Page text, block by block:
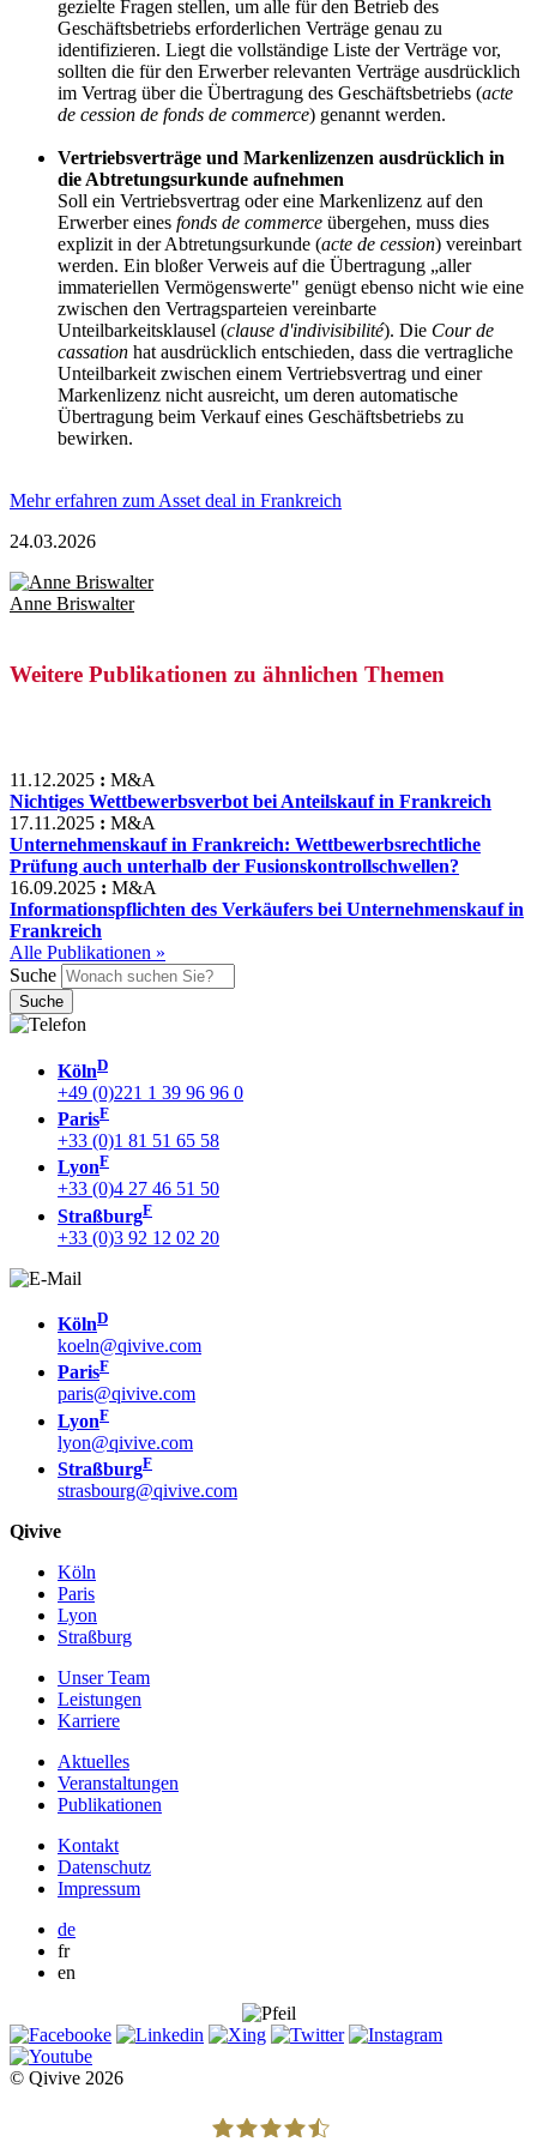
gezielte Fragen stellen, um alle für den Betrieb des
Geschäftsbetriebs erforderlichen Verträge genau zu
identifizieren. Liegt die vollständige Liste der Verträge vor,
sollten die für den Erwerber relevanten Verträge ausdrücklich
im Vertrag über die Übertragung des Geschäftsbetriebs (acte
de cession de fonds de commerce) genannt werden.
Vertriebsverträge und Markenlizenzen ausdrücklich in
die Abtretungsurkunde aufnehmen
Soll ein Vertriebsvertrag oder eine Markenlizenz auf den
Erwerber eines fonds de commerce übergehen, muss dies
explizit in der Abtretungsurkunde (acte de cession) vereinbart
werden. Ein bloßer Verweis auf die Übertragung „aller
immateriellen Vermögenswerte" genügt ebenso nicht wie eine
zwischen den Vertragsparteien vereinbarte
Unteilbarkeitsklausel (clause d'indivisibilité). Die Cour de
cassation hat ausdrücklich entschieden, dass die vertragliche
Unteilbarkeit zwischen einem Vertriebsvertrag und einer
Markenlizenz nicht ausreicht, um deren automatische
Übertragung beim Verkauf eines Geschäftsbetriebs zu
bewirken.
Mehr erfahren zum Asset deal in Frankreich
24.03.2026
Anne Briswalter
Weitere Publikationen zu ähnlichen Themen
11.12.2025 : M&A
Nichtiges Wettbewerbsverbot bei Anteilskauf in Frankreich
17.11.2025 : M&A
Unternehmenskauf in Frankreich: Wettbewerbsrechtliche
Prüfung auch unterhalb der Fusionskontrollschwellen?
16.09.2025 : M&A
Informationspflichten des Verkäufers bei Unternehmenskauf in
Frankreich
Alle Publikationen »
Suche
KölnD
+49 (0)221 1 39 96 96 0
ParisF
+33 (0)1 81 51 65 58
LyonF
+33 (0)4 27 46 51 50
StraßburgF
+33 (0)3 92 12 02 20
KölnD
koeln@qivive.com
ParisF
paris@qivive.com
LyonF
lyon@qivive.com
StraßburgF
strasbourg@qivive.com
Qivive
Köln
Paris
Lyon
Straßburg
Unser Team
Leistungen
Karriere
Aktuelles
Veranstaltungen
Publikationen
Kontakt
Datenschutz
Impressum
de
fr
en
© Qivive 2026